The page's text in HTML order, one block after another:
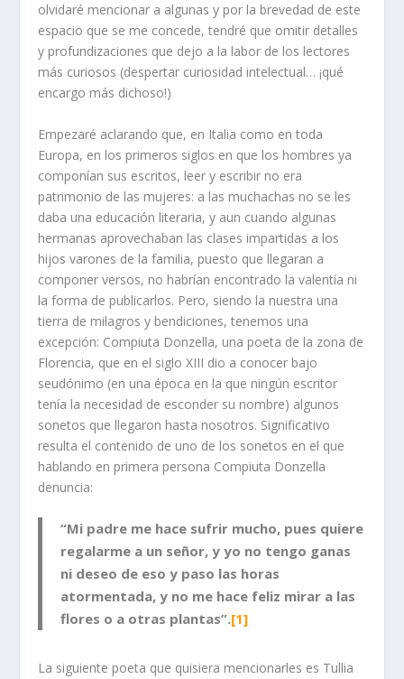
olvidaré mencionar a algunas y por la brevedad de este
espacio que se me concede, tendré que omitir detalles
y profundizaciones que dejo a la labor de los lectores
más curiosos (despertar curiosidad intelectual… ¡qué
encargo más dichoso!)
Empezaré aclarando que, en Italia como en toda
Europa, en los primeros siglos en que los hombres ya
componían sus escritos, leer y escribir no era
patrimonio de las mujeres: a las muchachas no se les
daba una educación literaria, y aun cuando algunas
hermanas aprovechaban las clases impartidas a los
hijos varones de la familia, puesto que llegaran a
componer versos, no habrían encontrado la valentía ni
la forma de publicarlos. Pero, siendo la nuestra una
tierra de milagros y bendiciones, tenemos una
excepción: Compiuta Donzella, una poeta de la zona de
Florencia, que en el siglo XIII dio a conocer bajo
seudónimo (en una época en la que ningún escritor
tenía la necesidad de esconder su nombre) algunos
sonetos que llegaron hasta nosotros. Significativo
resulta el contenido de uno de los sonetos en el que
hablando en primera persona Compiuta Donzella
denuncia:
“Mi padre me hace sufrir mucho, pues quiere
regalarme a un señor, y yo no tengo ganas
ni deseo de eso y paso las horas
atormentada, y no me hace feliz mirar a las
flores o a otras plantas”.[1]
La siguiente poeta que quisiera mencionarles es Tullia